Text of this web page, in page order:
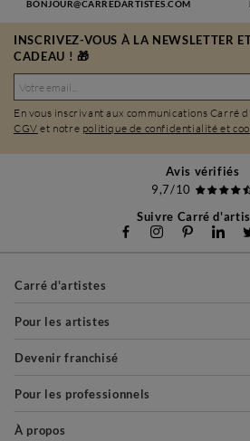
BONJOUR@CARREDARTISTES.COM
INSCRIVEZ-VOUS À LA NEWSLETTER
CADEAU ! 🎁
En vous inscrivant aux communications Carré
CGV et notre politique de confidentialité et
Avis vérifiés
9,7/10
Suivre Carré
Carré d'artistes
Pour les artistes
Devenir franchisé
Pour les professionnels
À propos